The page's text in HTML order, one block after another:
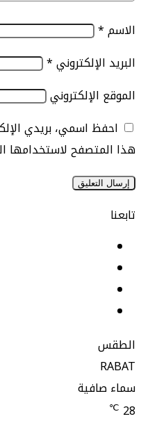
*
اسمي، بريدي الإلكتروني،
لاستخدامها المرة